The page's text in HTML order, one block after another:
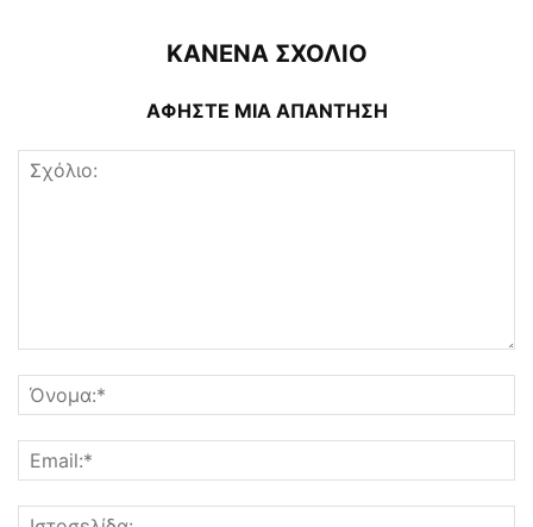
ΚΑΝΕΝΑ ΣΧΟΛΙΟ
ΑΦΗΣΤΕ ΜΙΑ ΑΠΑΝΤΗΣΗ